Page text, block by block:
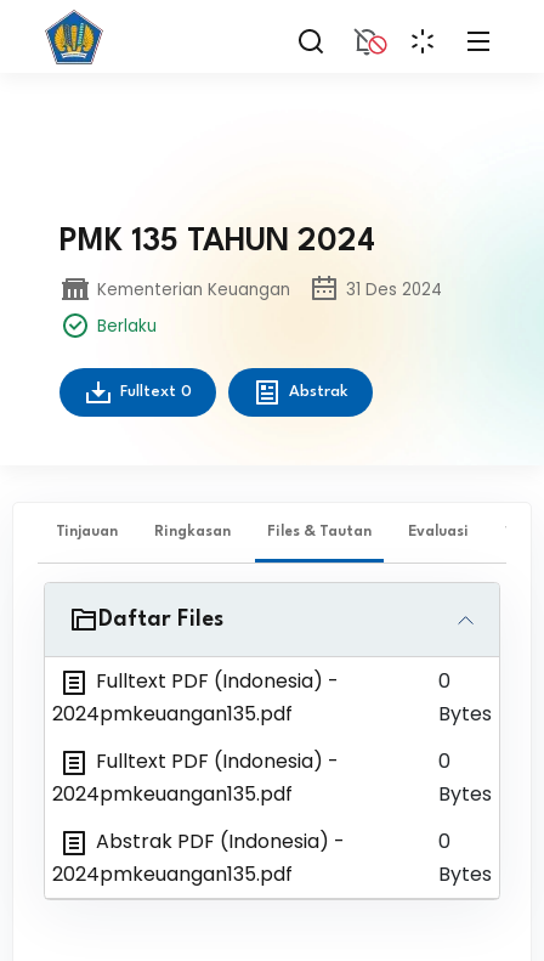
PMK 135 TAHUN 2024
Kementerian Keuangan
31 Des 2024
Berlaku
Fulltext 0 Abstrak
Tinjauan Ringkasan Files & Tautan Evaluasi ✨
Daftar Files
Fulltext PDF (Indonesia) -
2024pmkeuangan135.pdf
0
Bytes
Fulltext PDF (Indonesia) -
2024pmkeuangan135.pdf
0
Bytes
Abstrak PDF (Indonesia) -
2024pmkeuangan135.pdf
0
Bytes